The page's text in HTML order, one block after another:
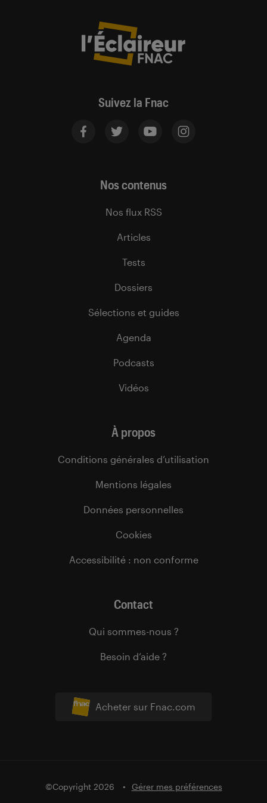
Suivez la Fnac
Acheter sur Fnac.com
Nos contenus
Nos flux RSS
Articles
Tests
Dossiers
Sélections et guides
Agenda
Podcasts
Vidéos
À propos
Conditions générales d’utilisation
Mentions légales
Données personnelles
Cookies
Accessibilité : non conforme
Contact
Qui sommes-nous ?
Besoin d’aide ?
©Copyright 2026 Gérer mes préférences